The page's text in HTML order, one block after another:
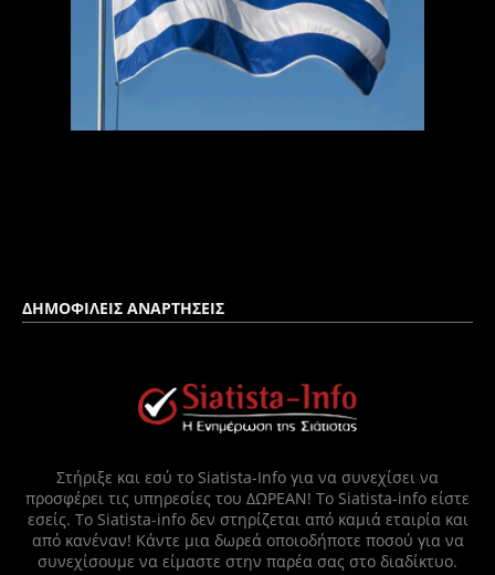
ΔΗΜΟΦΙΛΕΙΣ ΑΝΑΡΤΗΣΕΙΣ
Στήριξε και εσύ το Siatista-Info για να συνεχίσει να
προσφέρει τις υπηρεσίες του ΔΩΡΕΑΝ! Το Siatista-info είστε
εσείς. Το Siatista-info δεν στηρίζεται από καμιά εταιρία και
από κανέναν! Κάντε μια δωρεά οποιοδήποτε ποσού για να
συνεχίσουμε να είμαστε στην παρέα σας στο διαδίκτυο.